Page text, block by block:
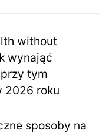
without
wynająć
tym
2026 roku
sposoby na